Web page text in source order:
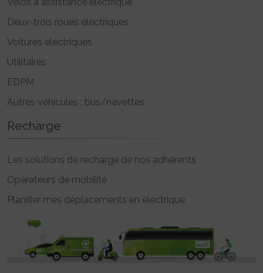
Deux-trois roues électriques
Voitures électriques
Utilitaires
EDPM
Autres véhicules : bus/navettes
Recharge
Les solutions de recharge de nos adhérents
Opérateurs de mobilité
Planifier mes déplacements en électrique